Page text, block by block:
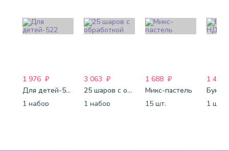
1 976 ₽
Для детей-522
1 набор
3 063 ₽
25 шаров с обработкой
1 набор
1 688 ₽
Микс-пастель
15 шт.
1 499
1 шт.